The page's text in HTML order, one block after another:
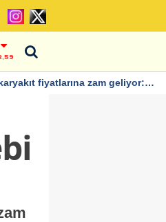
fiyatlarına zam geliyor: